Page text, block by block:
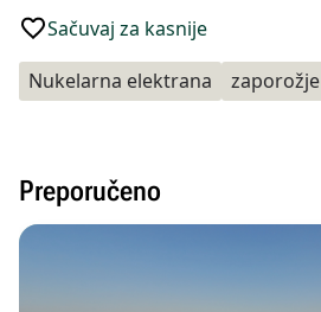
Sačuvaj za kasnije
Nukelarna elektrana zaporožje
Preporučeno